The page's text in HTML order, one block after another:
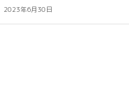
2023年6月30日